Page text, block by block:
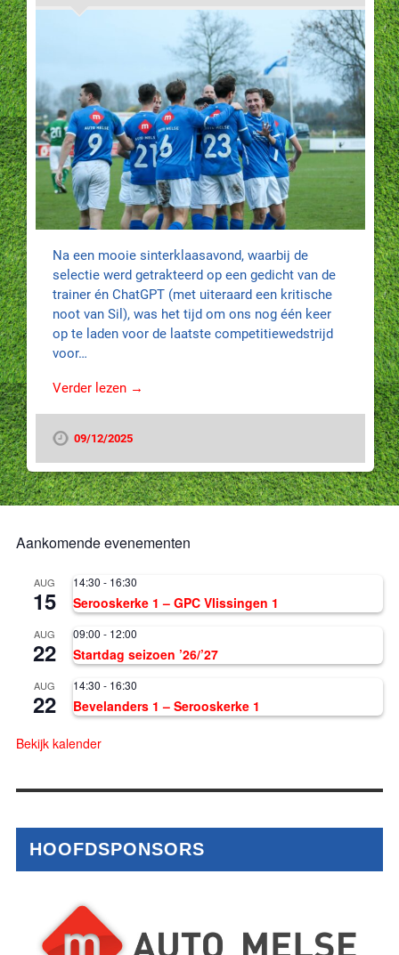
Na een mooie sinterklaasavond, waarbij de
selectie werd getrakteerd op een gedicht van de
trainer én ChatGPT (met uiteraard een kritische
noot van Sil), was het tijd om ons nog één keer
op te laden voor de laatste competitiewedstrijd
voor…
Verder lezen →
09/12/2025
Aankomende evenementen
AUG
15
14:30 - 16:30
Serooskerke 1 – GPC Vlissingen 1
AUG
22
09:00 - 12:00
Startdag seizoen ’26/’27
AUG
22
14:30 - 16:30
Bevelanders 1 – Serooskerke 1
Bekijk kalender
HOOFDSPONSORS